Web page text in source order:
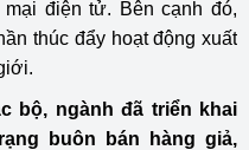
điện tử. Bên cạnh đó,
thúc đẩy hoạt động xuất
bộ, ngành đã triển khai
buôn bán hàng giả,